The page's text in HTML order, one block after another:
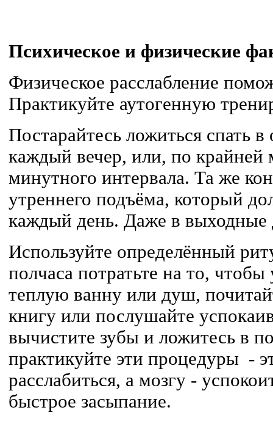
Психическое и физические
Физическое расслабление
Практикуйте аутогенную
Постарайтесь ложиться спать
каждый вечер, или, по крайней
минутного интервала. Та же
утреннего подъёма, который
каждый день. Даже в выходные
Используйте определённый
полчаса потратьте на то,
теплую ванну или душ,
книгу или послушайте
вычистите зубы и ложитесь в
практикуйте эти процедуры -
расслабиться, а мозгу -
быстрое засыпание.